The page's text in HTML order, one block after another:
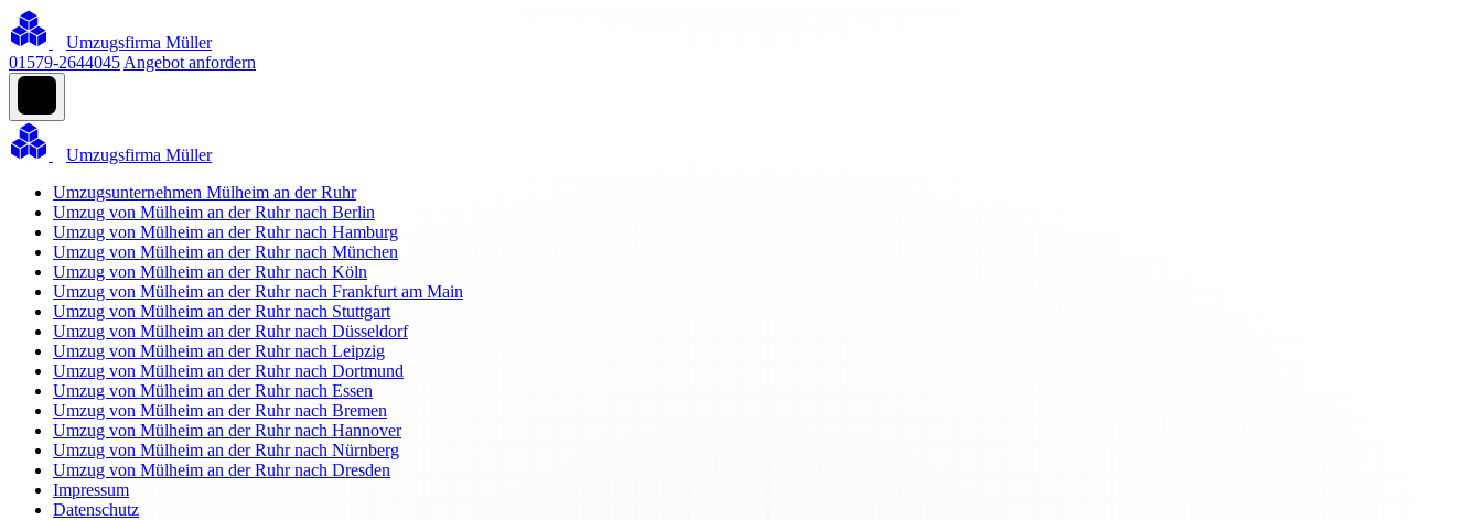
Umzugsfirma Müller
01579-2644045 Angebot anfordern
Umzugsfirma Müller
Umzugsunternehmen Mülheim an der Ruhr
Umzug von Mülheim an der Ruhr nach Berlin
Umzug von Mülheim an der Ruhr nach Hamburg
Umzug von Mülheim an der Ruhr nach München
Umzug von Mülheim an der Ruhr nach Köln
Umzug von Mülheim an der Ruhr nach Frankfurt am Main
Umzug von Mülheim an der Ruhr nach Stuttgart
Umzug von Mülheim an der Ruhr nach Düsseldorf
Umzug von Mülheim an der Ruhr nach Leipzig
Umzug von Mülheim an der Ruhr nach Dortmund
Umzug von Mülheim an der Ruhr nach Essen
Umzug von Mülheim an der Ruhr nach Bremen
Umzug von Mülheim an der Ruhr nach Hannover
Umzug von Mülheim an der Ruhr nach Nürnberg
Umzug von Mülheim an der Ruhr nach Dresden
Impressum
Datenschutz